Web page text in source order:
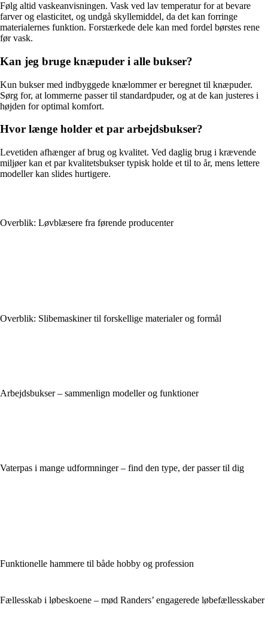
Følg altid vaskeanvisningen. Vask ved lav temperatur for at bevare
farver og elasticitet, og undgå skyllemiddel, da det kan forringe
materialernes funktion. Forstærkede dele kan med fordel børstes rene
før vask.
Kan jeg bruge knæpuder i alle bukser?
Kun bukser med indbyggede knælommer er beregnet til knæpuder.
Sørg for, at lommerne passer til standardpuder, og at de kan justeres i
højden for optimal komfort.
Hvor længe holder et par arbejdsbukser?
Levetiden afhænger af brug og kvalitet. Ved daglig brug i krævende
miljøer kan et par kvalitetsbukser typisk holde et til to år, mens lettere
modeller kan slides hurtigere.
Overblik: Løvblæsere fra førende producenter
Overblik: Slibemaskiner til forskellige materialer og formål
Arbejdsbukser – sammenlign modeller og funktioner
Vaterpas i mange udformninger – find den type, der passer til dig
Funktionelle hammere til både hobby og profession
Fællesskab i løbeskoene – mød Randers’ engagerede løbefællesskaber